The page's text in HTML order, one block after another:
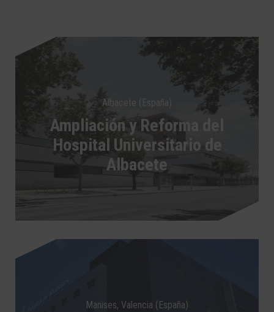
Albacete (España)
Ampliación y Reforma del
Hospital Universitario de
Albacete
Manises, Valencia (España)